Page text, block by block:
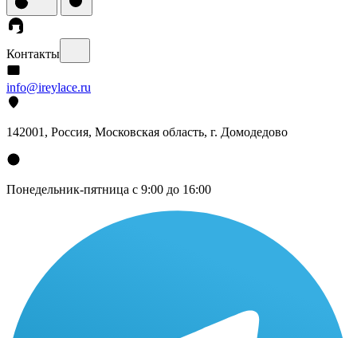
Контакты
info@ireylace.ru
142001 , Россия, Московская область, г. Домодедово
Понедельник-пятница с 9:00 до 16:00